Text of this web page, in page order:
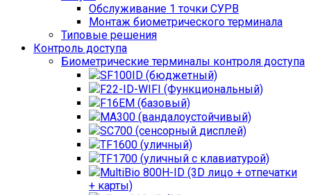
Обслуживание 1 точки СУРВ
Монтаж биометрического терминала
Типовые решения
Контроль доступа
Биометрические терминалы контроля доступа
SF100ID (бюджетный)
F22-ID-WIFI (Функциональный)
F16EM (базовый)
MA300 (вандалоустойчивый)
SC700 (сенсорный дисплей)
TF1600 (уличный)
TF1700 (уличный с клавиатурой)
MultiBio 800H-ID (3D лицо + отпечатки
+ карты)